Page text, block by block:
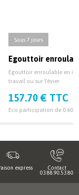
Sous 7 jours
Egouttoir
Egouttoir enroulable en
travail ou sur l'évier.
157.70 € TTC
Eco participation de 0.60 €
express
Contact
03.88.90.53.80